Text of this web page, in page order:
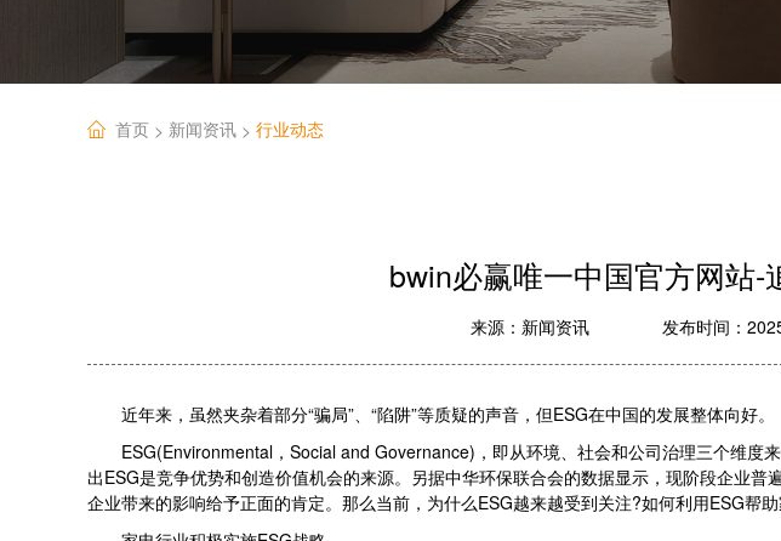
首页 > 新闻资讯 > 行业动态
bwin必赢唯一中国官方网站
来源： 新闻资讯 发布时间：
近年来，虽然夹杂着部分“骗局”、“陷阱”等质疑的声音，但ESG在中国的发展整体向好。
ESG(Environmental，Social and Governance)，即从环境、社会和公司治理三个维度
出ESG是竞争优势和创造价值机会的来源。另据中华环保联合会的数据显示，现阶段企业
企业带来的影响给予正面的肯定。那么当前，为什么ESG越来越受到关注?如何利用ESG帮